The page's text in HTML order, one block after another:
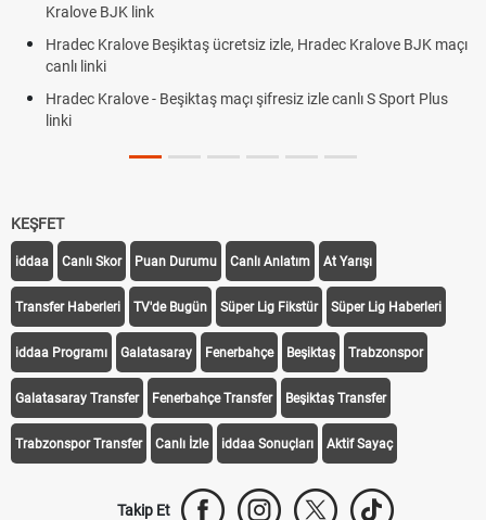
Kralove BJK link
Hradec Kralove Beşiktaş ücretsiz izle, Hradec Kralove BJK maçı
canlı linki
Hradec Kralove - Beşiktaş maçı şifresiz izle canlı S Sport Plus
linki
KEŞFET
iddaa Canlı Skor Puan Durumu Canlı Anlatım At Yarışı
Transfer Haberleri TV'de Bugün Süper Lig Fikstür Süper Lig Haberleri
iddaa Programı Galatasaray Fenerbahçe Beşiktaş Trabzonspor
Galatasaray Transfer Fenerbahçe Transfer Beşiktaş Transfer
Trabzonspor Transfer Canlı İzle iddaa Sonuçları Aktif Sayaç
Takip Et